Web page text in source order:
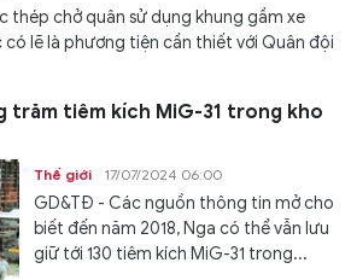
thép chở quân sử dụng khung gầm xe
lẽ là phương tiện cần thiết với Quân đội
trăm tiêm kích MiG-31 trong kho
Thế giới 17/07/2024 06:00
GD&TĐ - Các nguồn thông tin mở cho
biết đến năm 2018, Nga có thể vẫn lưu
giữ tới 130 tiêm kích MiG-31 trong...